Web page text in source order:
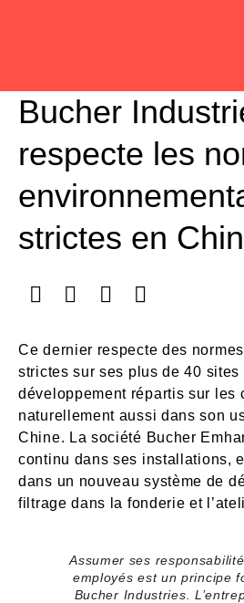
Bucher
respecte les
strictes en
Ce dernier respecte des
strictes sur ses plus de 40
développement répartis sur les
naturellement aussi dans son
Chine. La société Bucher
continu dans ses installations,
dans un nouveau système de
filtrage dans la fonderie et
Assumer ses
employés est un principe
Bucher Industries.